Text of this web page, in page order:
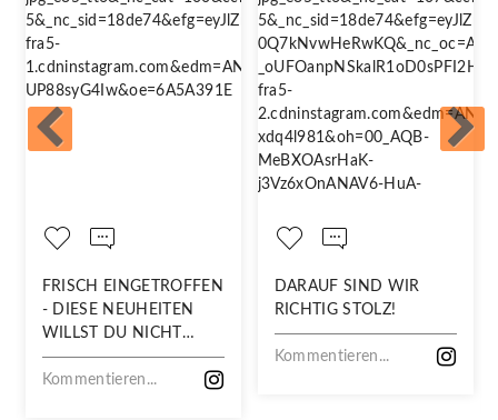
FRISCH EINGETROFFEN
- DIESE NEUHEITEN
WILLST DU NICHT
VERPASSEN!
Kommentieren...
DARAUF SIND WIR
RICHTIG STOLZ!
Kommentieren...